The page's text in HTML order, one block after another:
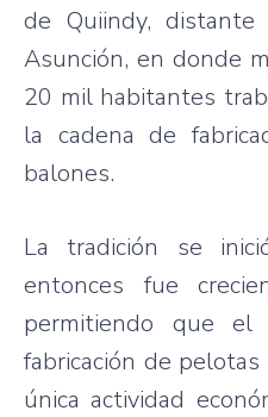
de Quiindy, distante
Asunción, endonde
20 mil habitantes
la cadena de
balones.
La tradición se
entonces
fue
permitiendo
que el
fabricación de pelotas
única actividad